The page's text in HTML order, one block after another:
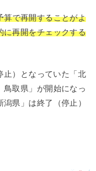
算で再開することがよ
に再開をチェックする
止）となっていた「北
鳥取県」が開始になっ
県」は終了（停止）